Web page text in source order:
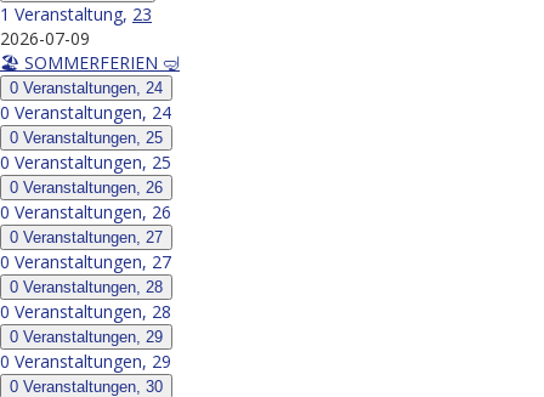
1 Veranstaltung, 23
2026-07-09
🏖️ SOMMERFERIEN 🤿
0 Veranstaltungen, 24
0 Veranstaltungen, 24
0 Veranstaltungen, 25
0 Veranstaltungen, 25
0 Veranstaltungen, 26
0 Veranstaltungen, 26
0 Veranstaltungen, 27
0 Veranstaltungen, 27
0 Veranstaltungen, 28
0 Veranstaltungen, 28
0 Veranstaltungen, 29
0 Veranstaltungen, 29
0 Veranstaltungen, 30